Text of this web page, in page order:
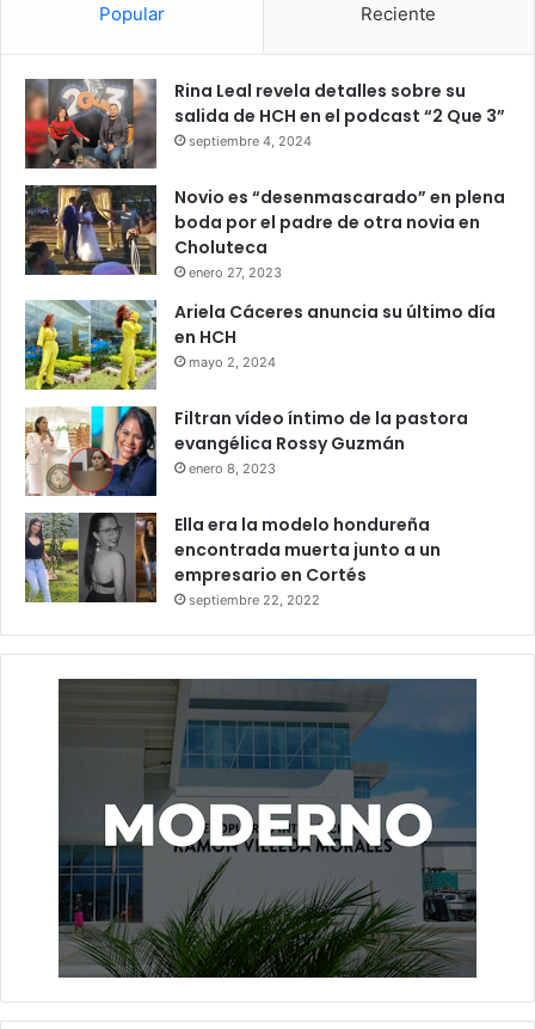
Popular Reciente
Rina Leal revela detalles sobre su
salida de HCH en el podcast “2 Que 3”
septiembre 4, 2024
Novio es “desenmascarado” en plena
boda por el padre de otra novia en
Choluteca
enero 27, 2023
Ariela Cáceres anuncia su último día
en HCH
mayo 2, 2024
Filtran vídeo íntimo de la pastora
evangélica Rossy Guzmán
enero 8, 2023
Ella era la modelo hondureña
encontrada muerta junto a un
empresario en Cortés
septiembre 22, 2022